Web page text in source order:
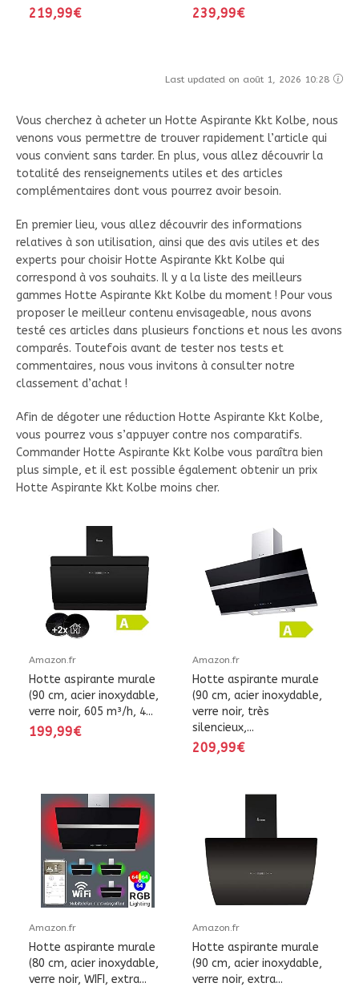
219,99€ 239,99€
Last updated on août 1, 2026 10:28
Vous cherchez à acheter un Hotte Aspirante Kkt Kolbe, nous
venons vous permettre de trouver rapidement l’article qui
vous convient sans tarder. En plus, vous allez découvrir la
totalité des renseignements utiles et des articles
complémentaires dont vous pourrez avoir besoin.
En premier lieu, vous allez découvrir des informations
relatives à son utilisation, ainsi que des avis utiles et des
experts pour choisir Hotte Aspirante Kkt Kolbe qui
correspond à vos souhaits. Il y a la liste des meilleurs
gammes Hotte Aspirante Kkt Kolbe du moment ! Pour vous
proposer le meilleur contenu envisageable, nous avons
testé ces articles dans plusieurs fonctions et nous les avons
comparés. Toutefois avant de tester nos tests et
commentaires, nous vous invitons à consulter notre
classement d’achat !
Afin de dégoter une réduction Hotte Aspirante Kkt Kolbe,
vous pourrez vous s’appuyer contre nos comparatifs.
Commander Hotte Aspirante Kkt Kolbe vous paraîtra bien
plus simple, et il est possible également obtenir un prix
Hotte Aspirante Kkt Kolbe moins cher.
Amazon.fr
Hotte aspirante murale
(90 cm, acier inoxydable,
verre noir, 605 m³/h, 4...
199,99€
Amazon.fr
Hotte aspirante murale
(90 cm, acier inoxydable,
verre noir, très
silencieux,...
209,99€
Amazon.fr
Hotte aspirante murale
(80 cm, acier inoxydable,
verre noir, WIFI, extra...
Amazon.fr
Hotte aspirante murale
(90 cm, acier inoxydable,
verre noir, extra...